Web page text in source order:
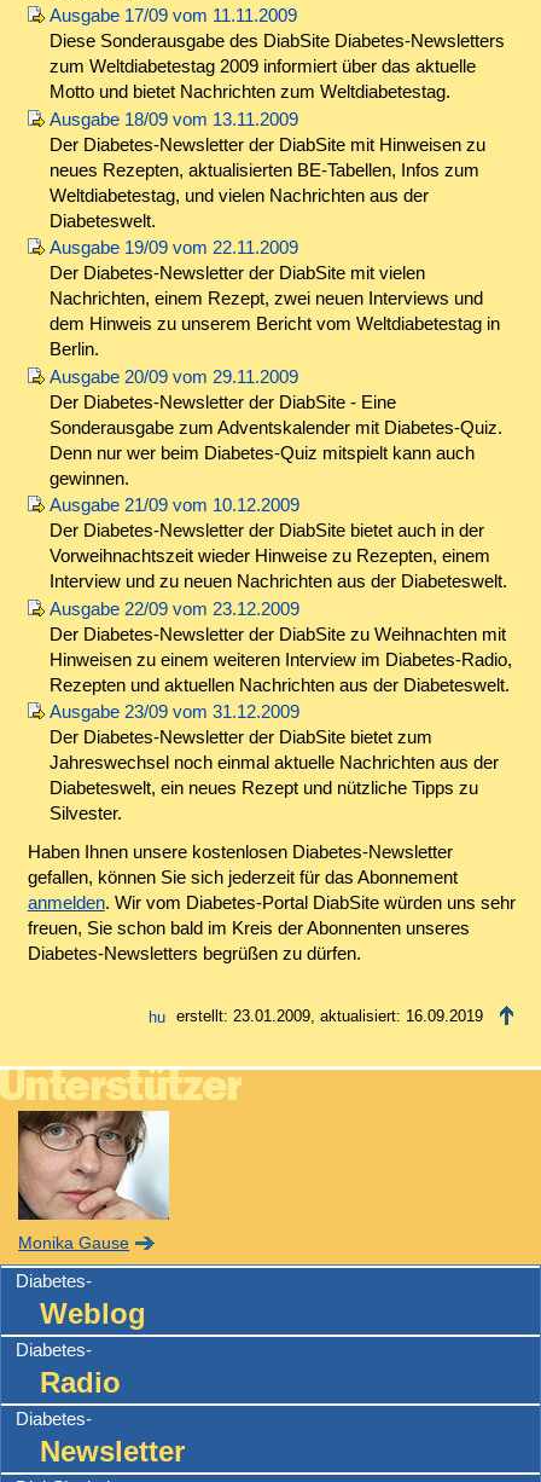
Ausgabe 17/09 vom 11.11.2009
Diese Sonderausgabe des DiabSite Diabetes-Newsletters
zum Weltdiabetestag 2009 informiert über das aktuelle
Motto und bietet Nachrichten zum Weltdiabetestag.
Ausgabe 18/09 vom 13.11.2009
Der Diabetes-Newsletter der DiabSite mit Hinweisen zu
neues Rezepten, aktualisierten BE-Tabellen, Infos zum
Weltdiabetestag, und vielen Nachrichten aus der
Diabeteswelt.
Ausgabe 19/09 vom 22.11.2009
Der Diabetes-Newsletter der DiabSite mit vielen
Nachrichten, einem Rezept, zwei neuen Interviews und
dem Hinweis zu unserem Bericht vom Weltdiabetestag in
Berlin.
Ausgabe 20/09 vom 29.11.2009
Der Diabetes-Newsletter der DiabSite - Eine
Sonderausgabe zum Adventskalender mit Diabetes-Quiz.
Denn nur wer beim Diabetes-Quiz mitspielt kann auch
gewinnen.
Ausgabe 21/09 vom 10.12.2009
Der Diabetes-Newsletter der DiabSite bietet auch in der
Vorweihnachtszeit wieder Hinweise zu Rezepten, einem
Interview und zu neuen Nachrichten aus der Diabeteswelt.
Ausgabe 22/09 vom 23.12.2009
Der Diabetes-Newsletter der DiabSite zu Weihnachten mit
Hinweisen zu einem weiteren Interview im Diabetes-Radio,
Rezepten und aktuellen Nachrichten aus der Diabeteswelt.
Ausgabe 23/09 vom 31.12.2009
Der Diabetes-Newsletter der DiabSite bietet zum
Jahreswechsel noch einmal aktuelle Nachrichten aus der
Diabeteswelt, ein neues Rezept und nützliche Tipps zu
Silvester.
Haben Ihnen unsere kostenlosen Diabetes-Newsletter
gefallen, können Sie sich jederzeit für das Abonnement
anmelden. Wir vom Diabetes-Portal DiabSite würden uns sehr
freuen, Sie schon bald im Kreis der Abonnenten unseres
Diabetes-Newsletters begrüßen zu dürfen.
erstellt: 23.01.2009, aktualisiert: 16.09.2019
Monika Gause
Diabetes-
Weblog
Diabetes-
Radio
Diabetes-
Newsletter